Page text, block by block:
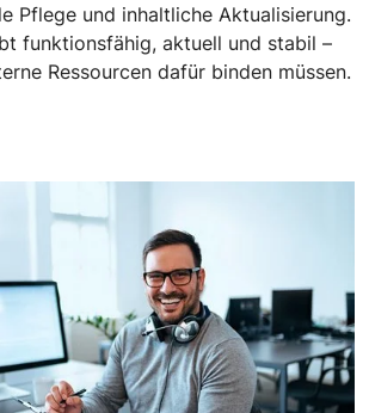
Pflege und inhaltliche Aktualisierung.
funktionsfähig, aktuell und stabil –
Ressourcen dafür binden müssen.